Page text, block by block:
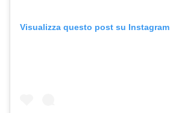
Visualizza questo post su Instagram